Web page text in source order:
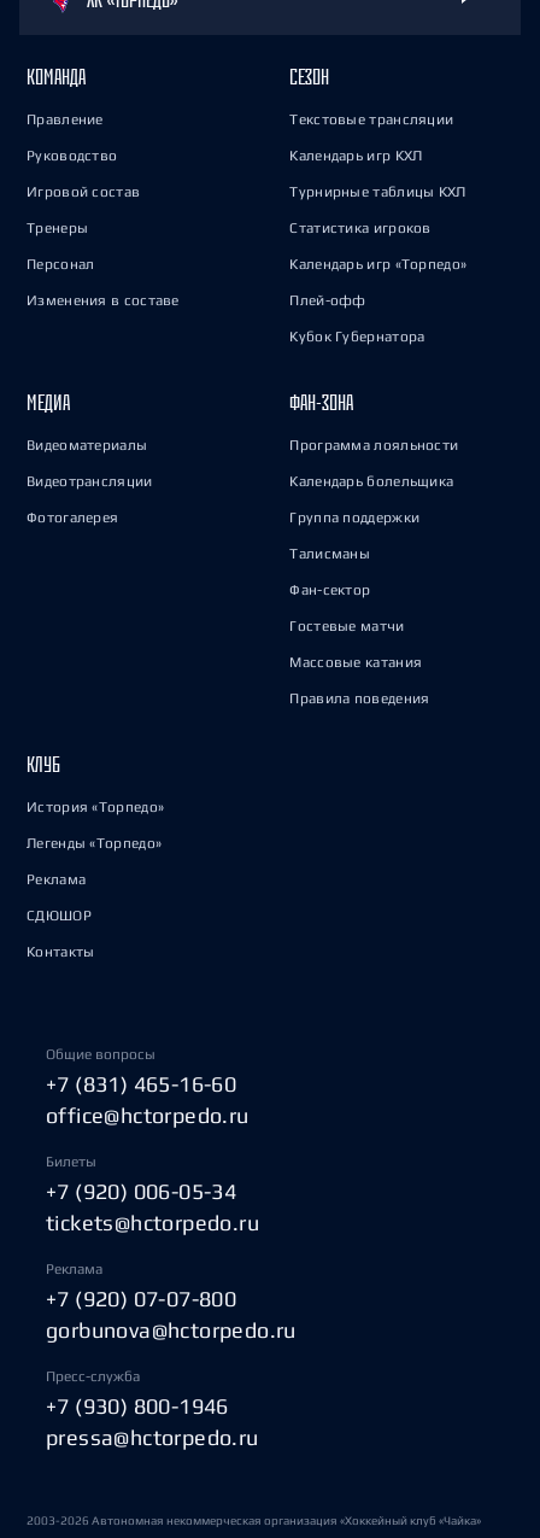
КОМАНДА
Правление
Руководство
Игровой состав
Тренеры
Персонал
Изменения в составе
СЕЗОН
Текстовые трансляции
Календарь игр КХЛ
Турнирные таблицы КХЛ
Статистика игроков
Календарь игр «Торпедо»
Плей-офф
Кубок Губернатора
МЕДИА
Видеоматериалы
Видеотрансляции
Фотогалерея
ФАН-ЗОНА
Программа лояльности
Календарь болельщика
Группа поддержки
Талисманы
Фан-сектор
Гостевые матчи
Массовые катания
Правила поведения
КЛУБ
История «Торпедо»
Легенды «Торпедо»
Реклама
СДЮШОР
Контакты
Общие вопросы
+7 (831) 465-16-60
office@hctorpedo.ru
Билеты
+7 (920) 006-05-34
tickets@hctorpedo.ru
Реклама
+7 (920) 07-07-800
gorbunova@hctorpedo.ru
Пресс-служба
+7 (930) 800-1946
pressa@hctorpedo.ru
2003-2026 Автономная некоммерческая организация «Хоккейный клуб «Чайка»